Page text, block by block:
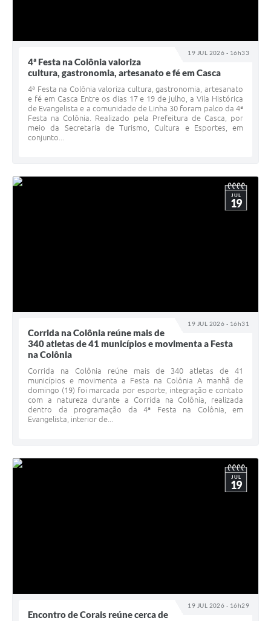
19 JUL 2026 - 16h33
4ª Festa na Colônia valoriza
cultura, gastronomia, artesanato e fé em Casca
4ª Festa na Colônia valoriza cultura, gastronomia, artesanato
e fé em Casca Entre os dias 17 e 19 de julho, a Vila Histórica
de Evangelista e a comunidade de Linha 30 foram palco da 4ª
Festa na Colônia. Realizado pela Prefeitura de Casca, por
meio da Secretaria de Turismo, Cultura e Esportes, em
conjunto...
19 JUL 2026 - 16h31
JUL
19
Corrida na Colônia reúne mais de
340 atletas de 41 municípios e movimenta a Festa
na Colônia
Corrida na Colônia reúne mais de 340 atletas de 41
municípios e movimenta a Festa na Colônia A manhã de
domingo (19) foi marcada por esporte, integração e contato
com a natureza durante a Corrida na Colônia, realizada
dentro da programação da 4ª Festa na Colônia, em
Evangelista, interior de...
19 JUL 2026 - 16h29
JUL
19
Encontro de Corais reúne cerca de